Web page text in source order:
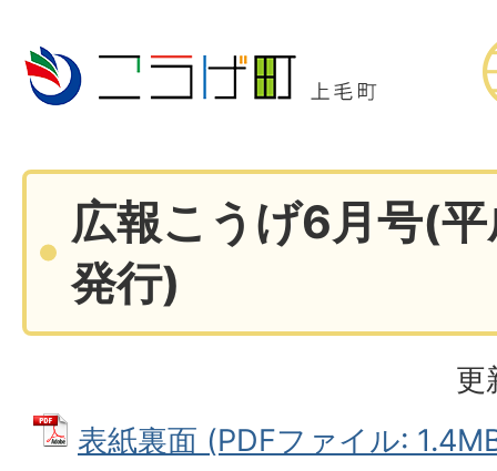
広報こうげ6月号(
発行)
更
表紙裏面 (PDFファイル: